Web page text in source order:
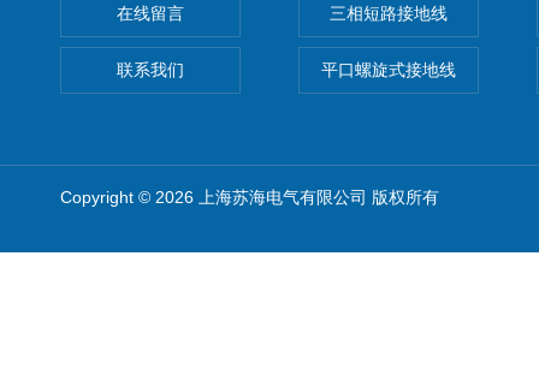
在线留言
联系我们
三相短路接地线
平口螺旋式接地线
Copyright © 2026 上海苏海电气有限公司 版权所有